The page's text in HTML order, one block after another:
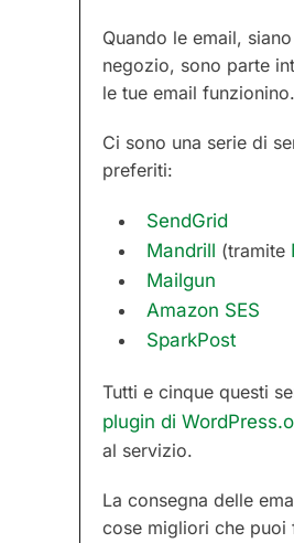
Quando le email,
negozio, sono parte
le tue email funzionino.
Ci sono una serie di
preferiti:
SendGrid
Mandrill (tramite
Mailgun
Amazon SES
SparkPost
Tutti e cinque questi
plugin di
al servizio.
La consegna delle
cose migliori che puoi